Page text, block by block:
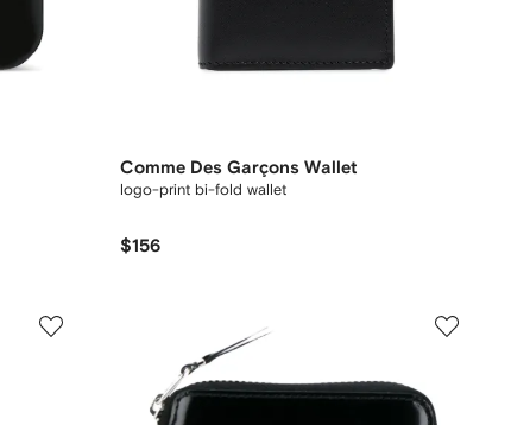
Comme Des Garçons Wallet
logo-print bi-fold wallet
$156